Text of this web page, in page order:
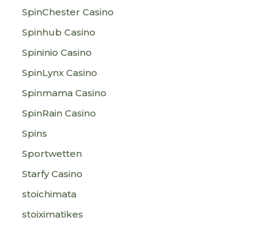
SpinChester Casino
Spinhub Casino
Spininio Casino
SpinLynx Casino
Spinmama Casino
SpinRain Casino
Spins
Sportwetten
Starfy Casino
stoichimata
stoiximatikes